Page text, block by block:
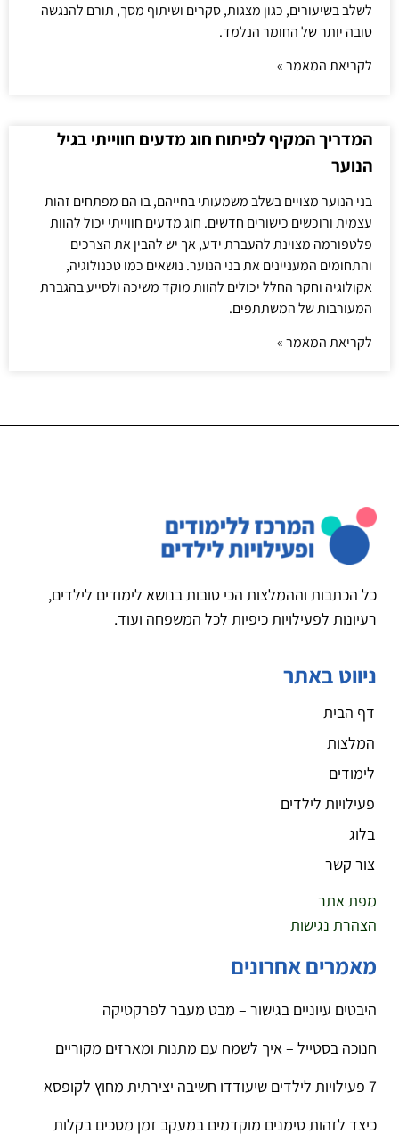
לשלב בשיעורים, כגון מצגות, סקרים ושיתוף מסך, תורם להנגשה
טובה יותר של החומר הנלמד.
לקריאת המאמר »
המדריך המקיף לפיתוח חוג מדעים חווייתי בגיל
הנוער
בני הנוער מצויים בשלב משמעותי בחייהם, בו הם מפתחים זהות
עצמית ורוכשים כישורים חדשים. חוג מדעים חווייתי יכול להוות
פלטפורמה מצוינת להעברת ידע, אך יש להבין את הצרכים
והתחומים המעניינים את בני הנוער. נושאים כמו טכנולוגיה,
אקולוגיה וחקר החלל יכולים להוות מוקד משיכה ולסייע בהגברת
המעורבות של המשתתפים.
לקריאת המאמר »
כל הכתבות וההמלצות הכי טובות בנושא לימודים לילדים,
רעיונות לפעילויות כיפיות לכל המשפחה ועוד.
ניווט באתר
דף הבית
המלצות
לימודים
פעילויות לילדים
בלוג
צור קשר
מפת אתר
הצהרת נגישות
מאמרים אחרונים
היבטים עיוניים בגישור – מבט מעבר לפרקטיקה
חנוכה בסטייל – איך לשמח עם מתנות ומארזים מקוריים
7 פעילויות לילדים שיעודדו חשיבה יצירתית מחוץ לקופסא
כיצד לזהות סימנים מוקדמים במעקב זמן מסכים בקלות